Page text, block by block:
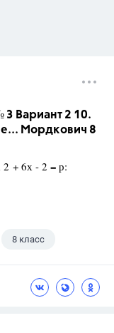
Вариант 2 10.
Мордкович 8
2 + 6х - 2 = р:
8 класс